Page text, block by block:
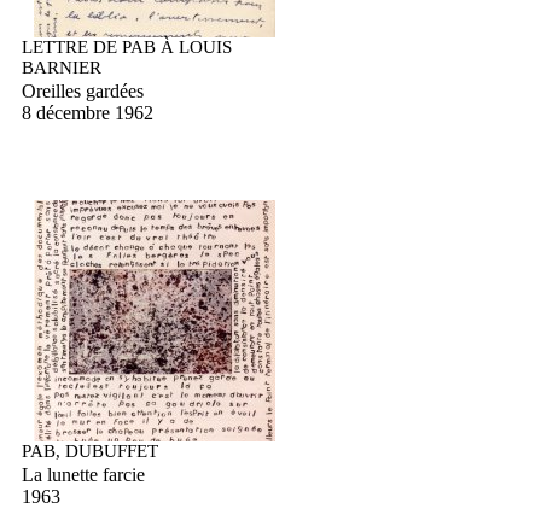
LETTRE DE PAB À LOUIS
BARNIER
Oreilles gardées
8 décembre 1962
PAB, DUBUFFET
La lunette farcie
1963